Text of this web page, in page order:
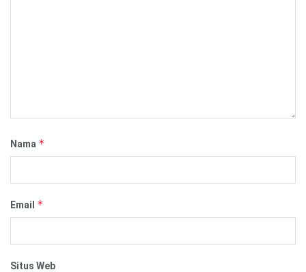
Nama *
Email *
Situs Web